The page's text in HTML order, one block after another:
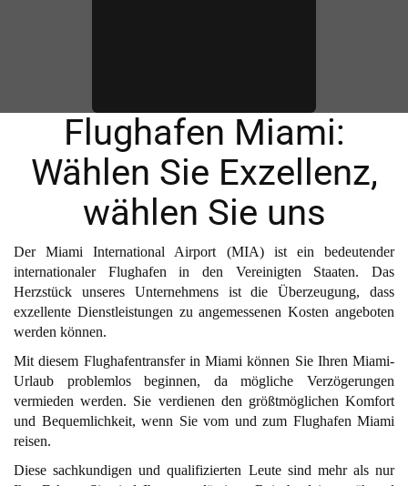
Flughafen Miami:
Wählen Sie Exzellenz,
wählen Sie uns
Der Miami International Airport (MIA) ist ein bedeutender
internationaler Flughafen in den Vereinigten Staaten. Das
Herzstück unseres Unternehmens ist die Überzeugung, dass
exzellente Dienstleistungen zu angemessenen Kosten angeboten
werden können.
Mit diesem Flughafentransfer in Miami können Sie Ihren Miami-
Urlaub problemlos beginnen, da mögliche Verzögerungen
vermieden werden. Sie verdienen den größtmöglichen Komfort
und Bequemlichkeit, wenn Sie vom und zum Flughafen Miami
reisen.
Diese sachkundigen und qualifizierten Leute sind mehr als nur